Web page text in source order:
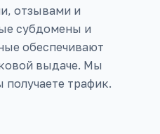
отзывами и
субдомены и
обеспечивают
выдаче. Мы
трафик.